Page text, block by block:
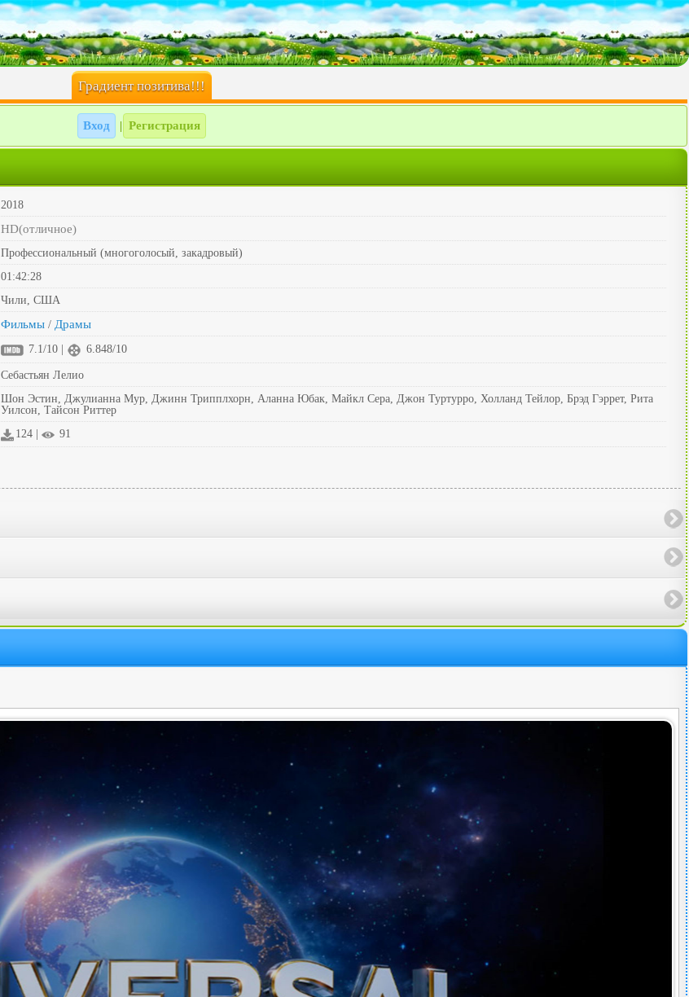
Градиент позитива!!!
Вход Регистрация
2018
HD(отличное)
Профессиональный (многоголосый, закадровый)
01:42:28
Чили, США
Фильмы / Драмы
7.1/10 | 6.848/10
Себастьян Лелио
Шон Эстин, Джулианна Мур, Джинн Трипплхорн, Аланна Юбак, Майкл Сера, Джон Туртурро, Холланд Тейлор, Брэд Гэррет, Рита
Уилсон, Тайсон Риттер
124 | 91